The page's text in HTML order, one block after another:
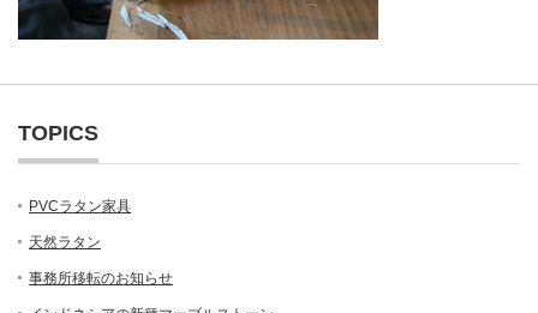
TOPICS
PVCラタン家具
天然ラタン
事務所移転のお知らせ